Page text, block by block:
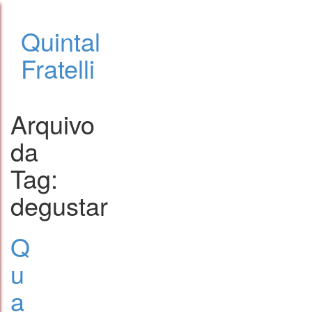
Quintal
Fratelli
Arquivo
da
Tag:
degustar
Q
u
a